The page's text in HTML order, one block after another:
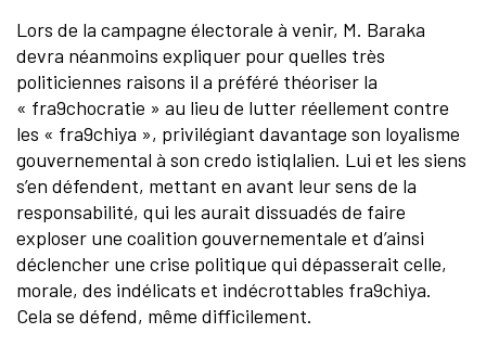
Lors de la campagne électorale à venir, M. Baraka
devra néanmoins expliquer pour quelles très
politiciennes raisons il a préféré théoriser la
« fra9chocratie » au lieu de lutter réellement contre
les « fra9chiya », privilégiant davantage son loyalisme
gouvernemental à son credo istiqlalien. Lui et les siens
s’en défendent, mettant en avant leur sens de la
responsabilité, qui les aurait dissuadés de faire
exploser une coalition gouvernementale et d’ainsi
déclencher une crise politique qui dépasserait celle,
morale, des indélicats et indécrottables fra9chiya.
Cela se défend, même difficilement.